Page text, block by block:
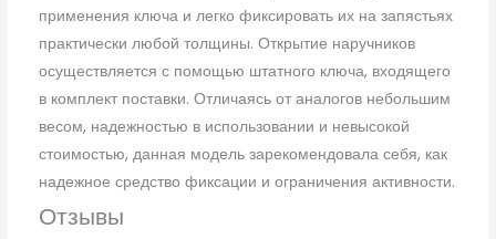
применения ключа и легко фиксировать их на запястьях
практически любой толщины. Открытие наручников
осуществляется с помощью штатного ключа, входящего
в комплект поставки. Отличаясь от аналогов небольшим
весом, надежностью в использовании и невысокой
стоимостью, данная модель зарекомендовала себя, как
надежное средство фиксации и ограничения активности.
Отзывы